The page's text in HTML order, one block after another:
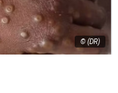
© (DR)